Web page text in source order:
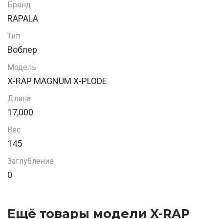
Бренд
RAPALA
Тип
Воблер
Модель
X-RAP MAGNUM X-PLODE
Длина
17,000
Вес
145
Заглубление
0
Ещё товары модели X-RAP